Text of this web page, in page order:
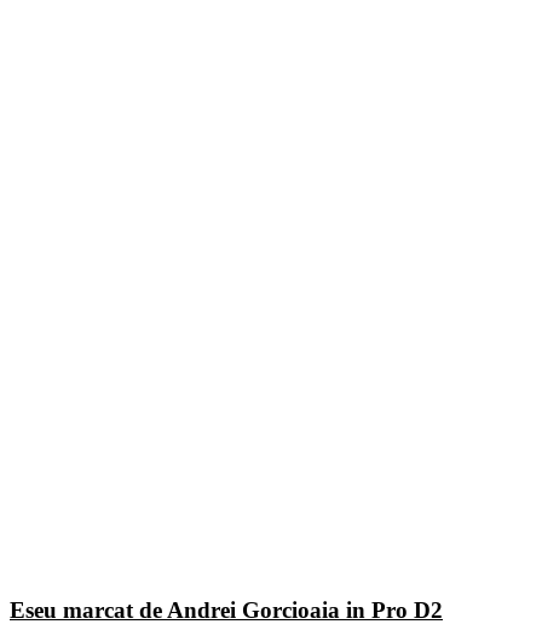
Eseu marcat de Andrei Gorcioaia in Pro D2